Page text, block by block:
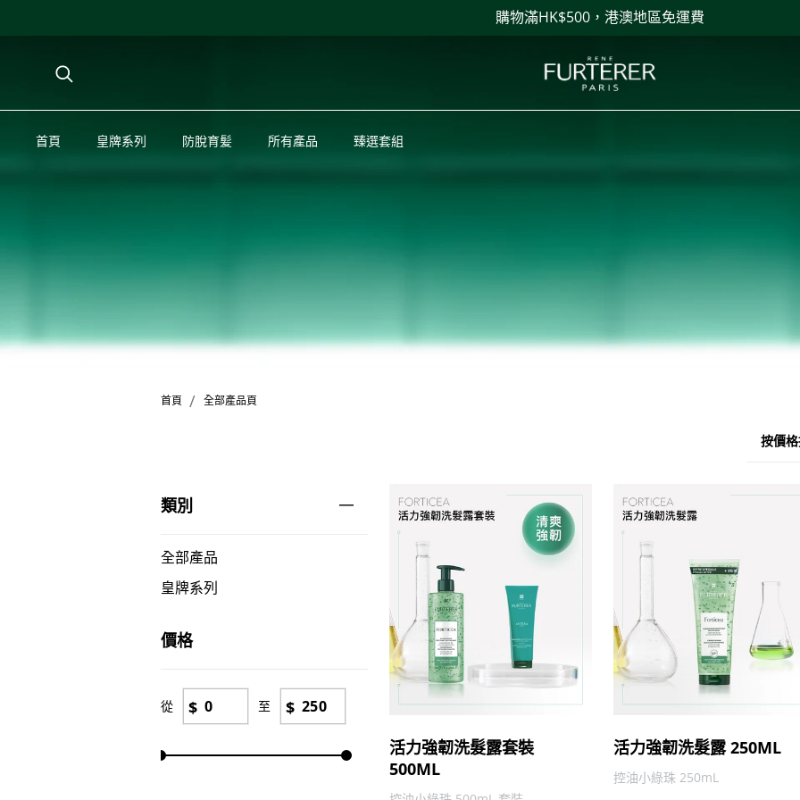
購物滿HK$500，港澳地區免運費
首頁 皇牌系列 防脫育髪 所有產品 臻選套組
首頁 皇牌系列 防脫育髪 所有產品 臻選套組
首頁 / 全部產品頁
按價
類別
全部產品
皇牌系列
價格
從 $ 至 $
活力強韌洗髮露套裝
500ML
活力強韌洗髮露 250ML
控油小綠珠 250mL